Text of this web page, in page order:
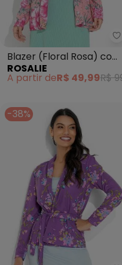
Blazer (Floral Rosa) com
Botão
ROSALIE
A partir deR$ 49,99R$
-38%